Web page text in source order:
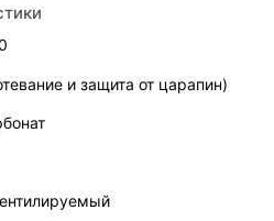
и защита от царапин)